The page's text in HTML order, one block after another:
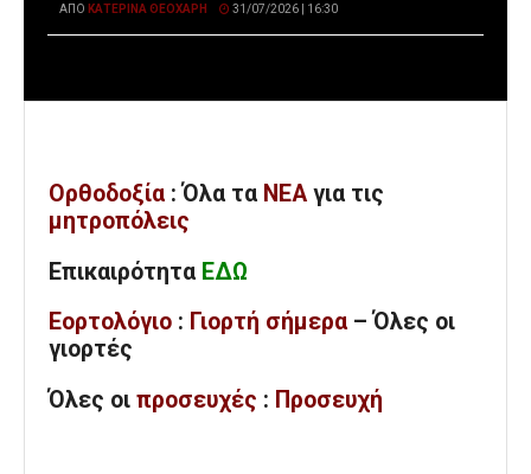
ΑΠΌ ΚΑΤΕΡΊΝΑ ΘΕΟΧΆΡΗ 31/07/2026 | 16:30
Ορθοδοξία : Όλα τα ΝΕΑ για τις
μητροπόλεις
Επικαιρότητα ΕΔΩ
Εορτολόγιο : Γιορτή σήμερα – Όλες οι
γιορτές
Όλες οι προσευχές : Προσευχή